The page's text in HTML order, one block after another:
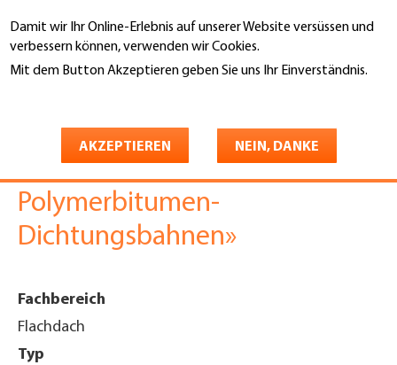
Damit wir Ihr Online-Erlebnis auf unserer Website versüssen und
verbessern können, verwenden wir Cookies.
Mit dem Button Akzeptieren geben Sie uns Ihr Einverständnis.
AKZEPTIEREN NEIN, DANKE
zum
Inhalt
Merkblatt «Eck- und
Rundungsausbildung mit
Polymerbitumen-
Dichtungsbahnen»
Fachbereich
Flachdach
Typ